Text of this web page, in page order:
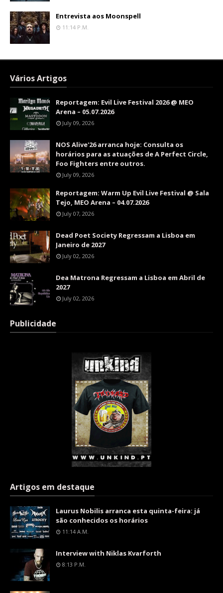
Entrevista aos Moonspell
11:14 P.m.
Vários Artigos
Reportagem: Evil Live Festival 2026 @ MEO
Arena – 05.07.2026
July 09, 2026
NOS Alive'26 arranca hoje: Consulta os
horários para as atuações de A Perfect Circle,
Foo Fighters entre outros.
July 09, 2026
Reportagem: Warm Up Evil Live Festival @ Sala
Tejo, MEO Arena – 04.07.2026
July 07, 2026
Dead Poet Society Regressam a Lisboa em
Janeiro de 2027
July 02, 2026
Dea Matrona Regressam a Lisboa em Abril de
2027
July 02, 2026
Publicidade
Artigos em destaque
Laurus Nobilis arranca esta quinta-feira: já
são conhecidos os horários
11:14 A.m.
Interview with Niklas Kvarforth
8:13 P.m.